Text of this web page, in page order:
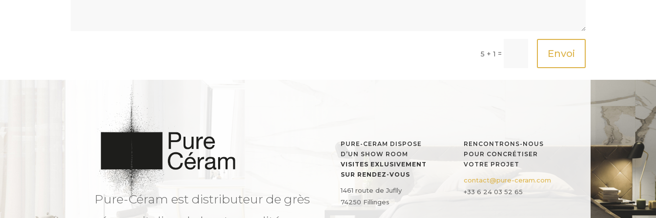
5 + 1 = Envoi
Pure-Céram est distributeur de grès
PURE-CERAM DISPOSE
D’UN SHOW ROOM
VISITES EXLUSIVEMENT
SUR RENDEZ-VOUS
1461 route de Juflly
74250 Fillinges
RENCONTRONS-NOUS
POUR CONCRÉTISER
VOTRE PROJET
contact@pure-ceram.com
+33 6 24 03 52 65